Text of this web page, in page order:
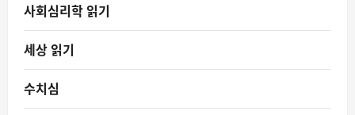
사회심리학 읽기
세상 읽기
수치심